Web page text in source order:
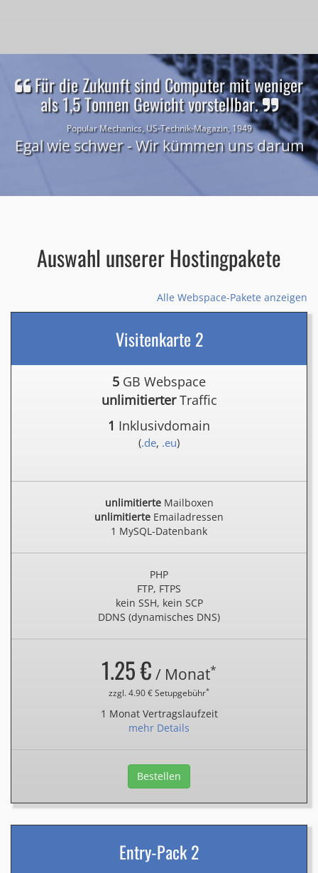
Für die Zukunft sind Computer mit weniger
als 1,5 Tonnen Gewicht vorstellbar.
Popular Mechanics, US-Technik-Magazin, 1949
Egal wie schwer - Wir kümmen uns darum
Auswahl unserer Hostingpakete
Alle Webspace-Pakete anzeigen
Visitenkarte 2
5 GB Webspace
unlimitierterTraffic
1 Inklusivdomain
(.de, .eu)
unlimitierteMailboxen
unlimitierte Emailadressen
1 MySQL-Datenbank
PHP
FTP, FTPS
kein SSH, kein SCP
DDNS (dynamisches DNS)
1.25 € / Monat*
zzgl. 4.90 € Setupgebühr*
1 Monat Vertragslaufzeit
mehr Details
Bestellen
Entry-Pack 2